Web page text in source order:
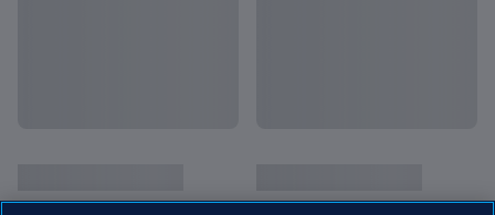
Lionel Messi usia 17 | Kejuaraan Dunia